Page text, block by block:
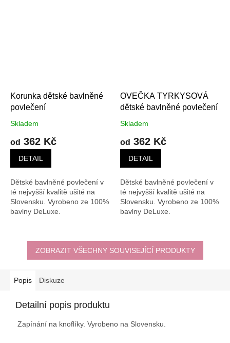
Korunka dětské bavlněné
povlečení
Skladem
od 362 Kč
DETAIL
Dětské bavlněné povlečení v
té nejvyšší kvalitě ušité na
Slovensku. Vyrobeno ze 100%
bavlny DeLuxe.
OVEČKA TYRKYSOVÁ
dětské bavlněné povlečení
Skladem
od 362 Kč
DETAIL
Dětské bavlněné povlečení v
té nejvyšší kvalitě ušité na
Slovensku. Vyrobeno ze 100%
bavlny DeLuxe.
ZOBRAZIT VŠECHNY SOUVISEJÍCÍ PRODUKTY
Popis Diskuze
Detailní popis produktu
Zapínání na knoflíky. Vyrobeno na Slovensku.